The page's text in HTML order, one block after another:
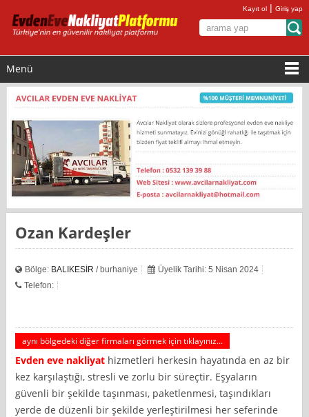
Kayıt ol |Giriş yap
Menü
Ozan Kardeşler
Bölge: BALIKESİR / burhaniye
Üyelik Tarihi: 5 Nisan 2024
Telefon:
aynı bölgedeki diğer firmaları görmek için tıklayınız...
Evden eve nakliyat hizmetleri herkesin hayatında en az bir
kez karşılaştığı, stresli ve zorlu bir süreçtir. Eşyaların
güvenli bir şekilde taşınması, paketlenmesi, taşındıkları
yerde de düzenli bir şekilde yerleştirilmesi her seferinde